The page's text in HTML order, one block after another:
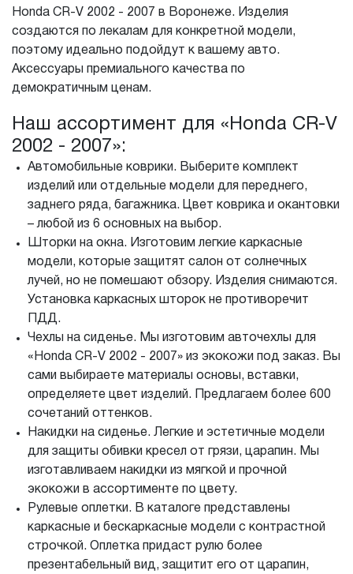
Honda CR-V 2002 - 2007 в Воронеже. Изделия
создаются по лекалам для конкретной модели,
поэтому идеально подойдут к вашему авто.
Аксессуары премиального качества по
демократичным ценам.
Наш ассортимент для «Honda CR-V
2002 - 2007»:
Автомобильные коврики. Выберите комплект
изделий или отдельные модели для переднего,
заднего ряда, багажника. Цвет коврика и окантовки
– любой из 6 основных на выбор.
Шторки на окна. Изготовим легкие каркасные
модели, которые защитят салон от солнечных
лучей, но не помешают обзору. Изделия снимаются.
Установка каркасных шторок не противоречит
ПДД.
Чехлы на сиденье. Мы изготовим авточехлы для
«Honda CR-V 2002 - 2007» из экокожи под заказ. Вы
сами выбираете материалы основы, вставки,
определяете цвет изделий. Предлагаем более 600
сочетаний оттенков.
Накидки на сиденье. Легкие и эстетичные модели
для защиты обивки кресел от грязи, царапин. Мы
изготавливаем накидки из мягкой и прочной
экокожи в ассортименте по цвету.
Рулевые оплетки. В каталоге представлены
каркасные и бескаркасные модели с контрастной
строчкой. Оплетка придаст рулю более
презентабельный вид, защитит его от царапин,